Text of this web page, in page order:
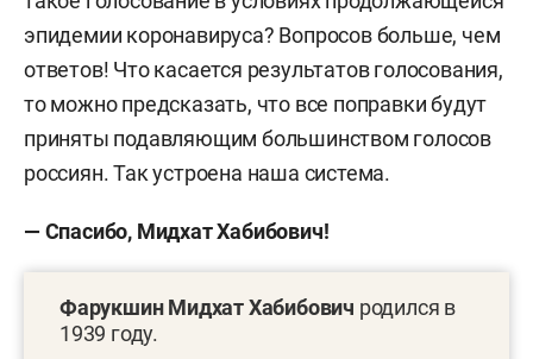
эпидемии коронавируса? Вопросов больше, чем
ответов! Что касается результатов голосования,
то можно предсказать, что все поправки будут
приняты подавляющим большинством голосов
россиян. Так устроена наша система.
— Спасибо, Мидхат Хабибович!
Фарукшин Мидхат Хабибович родился в
1939 году.